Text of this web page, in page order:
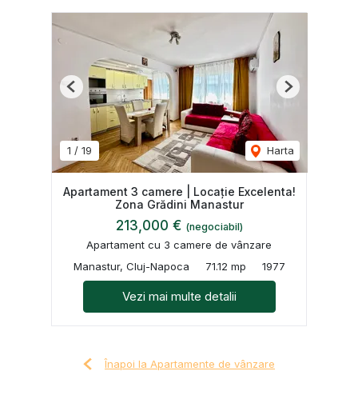
1 / 19 Harta
Previous Next
Apartament 3 camere | Locație Excelenta!
Zona Grădini Manastur
213,000 € (negociabil)
Apartament cu 3 camere de vânzare
Manastur, Cluj-Napoca
71.12 mp 1977
Vezi mai multe detalii
Înapoi la Apartamente de vânzare